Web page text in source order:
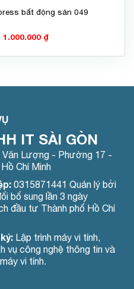
bất động sản 049
Giá
1.400.000 ₫.
1.000.000 ₫Giá
hiện
là:
IT SÀI GÒN
Lượng - Phường 17 -
Chí Minh
0315871441 Quản lý bởi
bổ sung lần 3 ngày
đầu tư Thành phố Hồ Chí
Lập trình máy vi tính,
vụ công nghệ thông tin và
vi tính.